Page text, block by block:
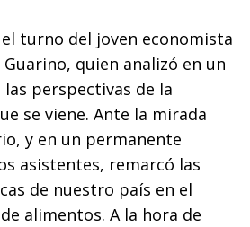
turno del joven economista
quien analizó en un
perspectivas de la
se viene. Ante la mirada
y en un permanente
asistentes, remarcó las
de nuestro país en el
alimentos. A la hora de